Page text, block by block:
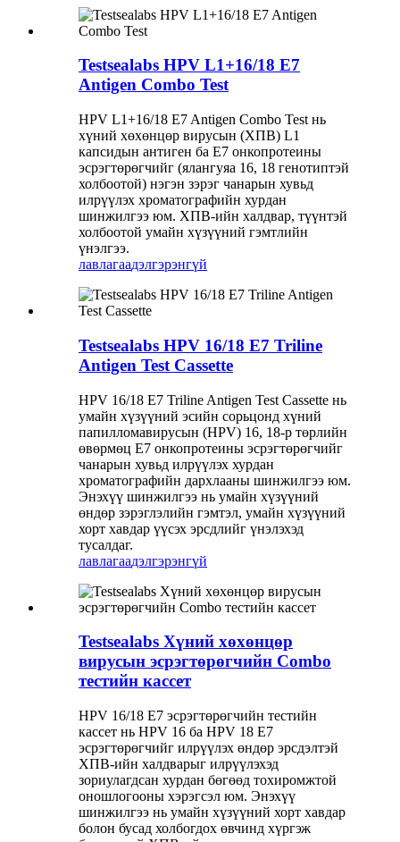
Testsealabs HPV L1+16/18 E7
Antigen Combo Test
HPV L1+16/18 E7 Antigen Combo Test нь
хүний ​​хөхөнцөр вирусын (ХПВ) L1
капсидын антиген ба E7 онкопротеины
эсрэгтөрөгчийг (ялангуяа 16, 18 генотиптэй
холбоотой) нэгэн зэрэг чанарын хувьд
илрүүлэх хроматографийн хурдан
шинжилгээ юм. ХПВ-ийн халдвар, түүнтэй
холбоотой умайн хүзүүний гэмтлийн
үнэлгээ.
лавлагаадэлгэрэнгүй
Testsealabs HPV 16/18 E7 Triline
Antigen Test Cassette
HPV 16/18 E7 Triline Antigen Test Cassette нь
умайн хүзүүний эсийн сорьцонд хүний ​​
папилломавирусын (HPV) 16, 18-р төрлийн
өвөрмөц E7 онкопротеины эсрэгтөрөгчийг
чанарын хувьд илрүүлэх хурдан
хроматографийн дархлааны шинжилгээ юм.
Энэхүү шинжилгээ нь умайн хүзүүний
өндөр зэрэглэлийн гэмтэл, умайн хүзүүний
хорт хавдар үүсэх эрсдлийг үнэлэхэд
тусалдаг.
лавлагаадэлгэрэнгүй
Testsealabs Хүний хөхөнцөр
вирусын эсрэгтөрөгчийн Combo
тестийн кассет
HPV 16/18 E7 эсрэгтөрөгчийн тестийн
кассет нь HPV 16 ба HPV 18 E7
эсрэгтөрөгчийг илрүүлэх өндөр эрсдэлтэй
ХПВ-ийн халдварыг илрүүлэхэд
зориулагдсан хурдан бөгөөд тохиромжтой
оношлогооны хэрэгсэл юм. Энэхүү
шинжилгээ нь умайн хүзүүний хорт хавдар
болон бусад холбогдох өвчинд хүргэж